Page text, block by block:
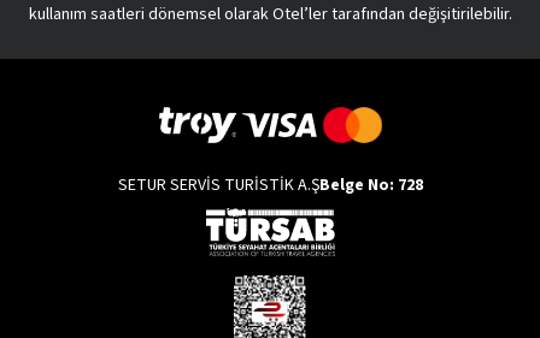
kullanım saatleri dönemsel olarak Otel’ler tarafından değişitirilebilir.
SETUR SERVİS TURİSTİK A.ŞBelge No: 728